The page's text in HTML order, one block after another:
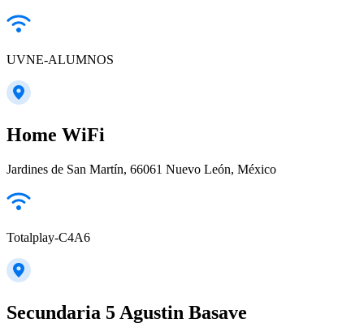
UVNE-ALUMNOS
Home WiFi
Jardines de San Martín, 66061 Nuevo León, México
Totalplay-C4A6
Secundaria 5 Agustin Basave